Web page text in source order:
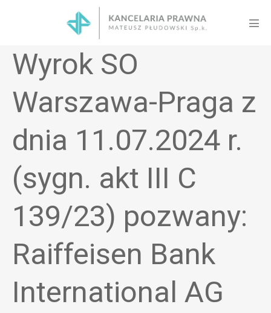
Wyrok SO
Warszawa-Praga z
dnia 11.07.2024 r.
(sygn. akt III C
139/23) pozwany:
Raiffeisen Bank
International AG